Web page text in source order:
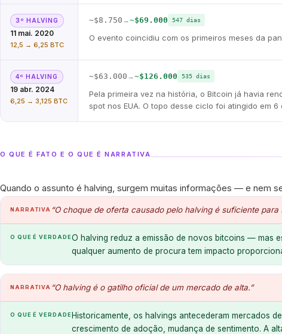
3º HALVING
11 mai. 2020
12,5 → 6,25 BTC
~$8.750 →~$69.000 547 dias
O evento coincidiu com os primeiros meses da
4º HALVING
19 abr. 2024
6,25 → 3,125 BTC
~$63.000 →~$126.000 535 dias
Pela primeira vez na história, o Bitcoin já havia
spot nos EUA. O topo desse ciclo foi atingido em
O QUE É FATO E O QUE É NARRATIVA
Quando o assunto é halving, surgem muitas informações — e nem
NARRATIVA “O choque de oferta causado pelo halving é suficiente
O QUE É VERDADEO halving reduz a emissão de novos bitcoins — mas
qualquer aumento de procura tem impacto
NARRATIVA “O halving é o gatilho oficial de um mercado de alta.”
O QUE É VERDADE Historicamente, os halvings antecederam mercados
crescimento de adoção, mudança de sentimento. A